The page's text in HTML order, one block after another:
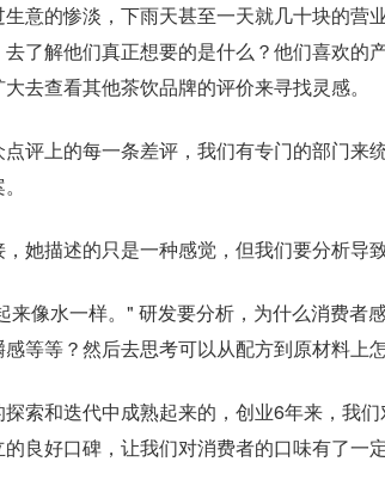
意的惨淡，下雨天甚至一天就几十块的营
了解他们真正想要的是什么？他们喜欢的
去查看其他茶饮品牌的评价来寻找灵感。
评上的每一条差评，我们有专门的部门来
她描述的只是一种感觉，但我们要分析导
来像水一样。" 研发要分析，为什么消费者
等等？然后去思考可以从配方到原材料上
索和迭代中成熟起来的，创业6年来，我
良好口碑，让我们对消费者的口味有了一